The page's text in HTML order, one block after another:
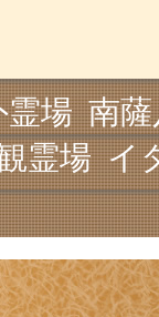
霊場 南
霊場 イ